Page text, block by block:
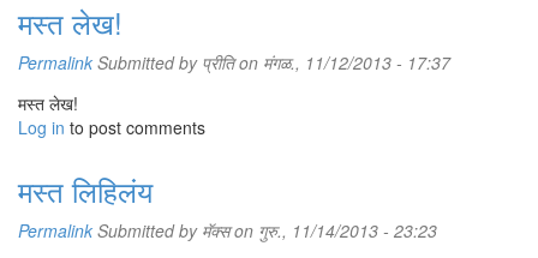
मस्त लेख!
Permalink Submitted by प्रीतिon मंगळ., 11/12/2013 - 17:37
मस्त लेख!
Log in to post comments
मस्त लिहिलंय
Permalink Submitted by मॅक्सon गुरु., 11/14/2013 - 23:23